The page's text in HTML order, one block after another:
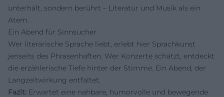
unterhält, sondern berührt – Literatur und Musik als ein
Atem.
Ein Abend für Sinnsucher
Wer literarische Sprache liebt, erlebt hier Sprachkunst
jenseits des Phrasenhaften. Wer Konzerte schätzt, entdeckt
die erzählerische Tiefe hinter der Stimme. Ein Abend, der
Langzeitwirkung entfaltet.
Fazit: Erwartet eine nahbare, humorvolle und bewegende